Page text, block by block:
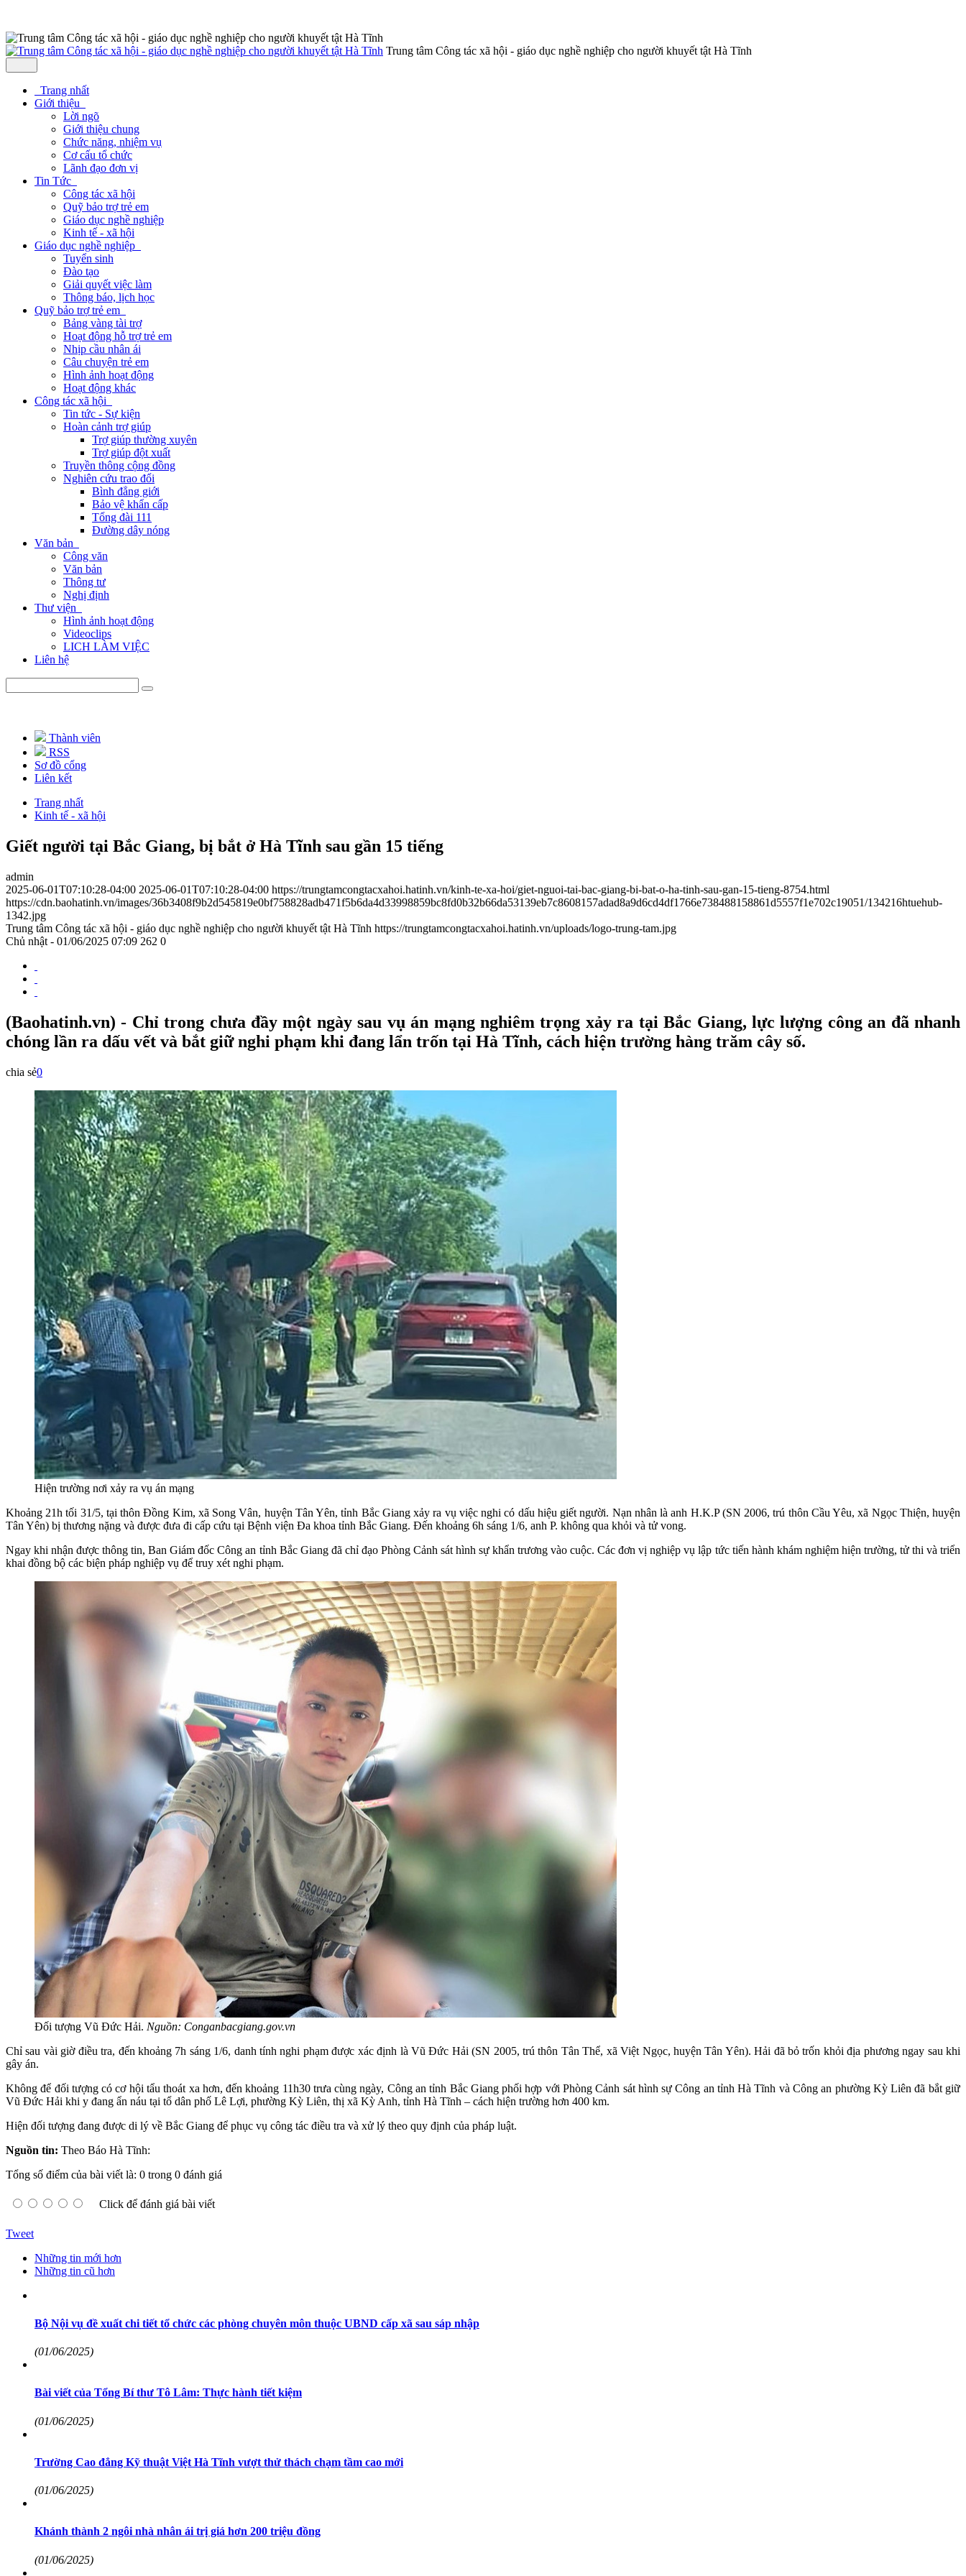
Trung tâm Công tác xã hội - giáo dục nghề nghiệp cho người khuyết tật Hà Tĩnh
Trang nhất
Giới thiệu
Lời ngõ
Giới thiệu chung
Chức năng, nhiệm vụ
Cơ cấu tổ chức
Lãnh đạo đơn vị
Tin Tức
Công tác xã hội
Quỹ bảo trợ trẻ em
Giáo dục nghề nghiệp
Kinh tế - xã hội
Giáo dục nghề nghiệp
Tuyển sinh
Đào tạo
Giải quyết việc làm
Thông báo, lịch học
Quỹ bảo trợ trẻ em
Bảng vàng tài trợ
Hoạt động hỗ trợ trẻ em
Nhịp cầu nhân ái
Câu chuyện trẻ em
Hình ảnh hoạt động
Hoạt động khác
Công tác xã hội
Tin tức - Sự kiện
Hoàn cảnh trợ giúp
Trợ giúp thường xuyên
Trợ giúp đột xuất
Truyền thông cộng đồng
Nghiên cứu trao đổi
Bình đẳng giới
Bảo vệ khẩn cấp
Tổng đài 111
Đường dây nóng
Văn bản
Công văn
Văn bản
Thông tư
Nghị định
Thư viện
Hình ảnh hoạt động
Videoclips
LICH LÀM VIỆC
Liên hệ
Thành viên
RSS
Sơ đồ cổng
Liên kết
Trang nhất
Kinh tế - xã hội
Giết người tại Bắc Giang, bị bắt ở Hà Tĩnh sau gần 15 tiếng
admin
2025-06-01T07:10:28-04:00 2025-06-01T07:10:28-04:00 https://trungtamcongtacxahoi.hatinh.vn/kinh-te-xa-hoi/giet-nguoi-tai-bac-giang-bi-bat-o-ha-tinh-sau-gan-15-tieng-8754.html
https://cdn.baohatinh.vn/images/36b3408f9b2d545819e0bf758828adb471f5b6da4d33998859bc8fd0b32b66da53139eb7c8608157adad8a9d6cd4df1766e738488158861d5557f1e702c19051/134216htuehub-
1342.jpg
Trung tâm Công tác xã hội - giáo dục nghề nghiệp cho người khuyết tật Hà Tĩnh https://trungtamcongtacxahoi.hatinh.vn/uploads/logo-trung-tam.jpg
Chủ nhật - 01/06/2025 07:09 262 0
(Baohatinh.vn) - Chỉ trong chưa đầy một ngày sau vụ án mạng nghiêm trọng xảy ra tại Bắc Giang, lực lượng công an đã nhanh
chóng lần ra dấu vết và bắt giữ nghi phạm khi đang lẩn trốn tại Hà Tĩnh, cách hiện trường hàng trăm cây số.
chia sẻ0
Hiện trường nơi xảy ra vụ án mạng
Khoảng 21h tối 31/5, tại thôn Đồng Kim, xã Song Vân, huyện Tân Yên, tỉnh Bắc Giang xảy ra vụ việc nghi có dấu hiệu giết người. Nạn nhân là anh H.K.P (SN 2006, trú thôn Cầu Yêu, xã Ngọc Thiện, huyện
Tân Yên) bị thương nặng và được đưa đi cấp cứu tại Bệnh viện Đa khoa tỉnh Bắc Giang. Đến khoảng 6h sáng 1/6, anh P. không qua khỏi và tử vong.
Ngay khi nhận được thông tin, Ban Giám đốc Công an tỉnh Bắc Giang đã chỉ đạo Phòng Cảnh sát hình sự khẩn trương vào cuộc. Các đơn vị nghiệp vụ lập tức tiến hành khám nghiệm hiện trường, tử thi và triển
khai đồng bộ các biện pháp nghiệp vụ để truy xét nghi phạm.
Đối tượng Vũ Đức Hải. Nguồn: Conganbacgiang.gov.vn
Chỉ sau vài giờ điều tra, đến khoảng 7h sáng 1/6, danh tính nghi phạm được xác định là Vũ Đức Hải (SN 2005, trú thôn Tân Thể, xã Việt Ngọc, huyện Tân Yên). Hải đã bỏ trốn khỏi địa phương ngay sau khi
gây án.
Không để đối tượng có cơ hội tẩu thoát xa hơn, đến khoảng 11h30 trưa cùng ngày, Công an tỉnh Bắc Giang phối hợp với Phòng Cảnh sát hình sự Công an tỉnh Hà Tĩnh và Công an phường Kỳ Liên đã bắt giữ
Vũ Đức Hải khi y đang ẩn náu tại tổ dân phố Lê Lợi, phường Kỳ Liên, thị xã Kỳ Anh, tỉnh Hà Tĩnh – cách hiện trường hơn 400 km.
Hiện đối tượng đang được di lý về Bắc Giang để phục vụ công tác điều tra và xử lý theo quy định của pháp luật.
Nguồn tin: Theo Báo Hà Tĩnh:
Tổng số điểm của bài viết là: 0 trong 0 đánh giá
Click để đánh giá bài viết
Tweet
Những tin mới hơn
Những tin cũ hơn
Bộ Nội vụ đề xuất chi tiết tổ chức các phòng chuyên môn thuộc UBND cấp xã sau sáp nhập
(01/06/2025)
Bài viết của Tổng Bí thư Tô Lâm: Thực hành tiết kiệm
(01/06/2025)
Trường Cao đẳng Kỹ thuật Việt Hà Tĩnh vượt thử thách chạm tầm cao mới
(01/06/2025)
Khánh thành 2 ngôi nhà nhân ái trị giá hơn 200 triệu đồng
(01/06/2025)